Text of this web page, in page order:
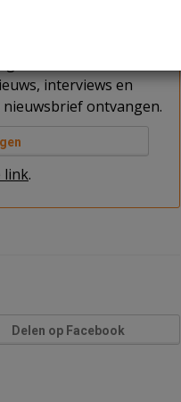
in of word abonnee
interviews en
ontvangen.
link.
Delen op Facebook